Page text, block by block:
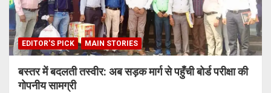
EDITOR'S PICK MAIN STORIES
बस्तर में बदलती तस्वीर: अब सड़क मार्ग से पहुँची बोर्ड परीक्षा की
गोपनीय सामग्री